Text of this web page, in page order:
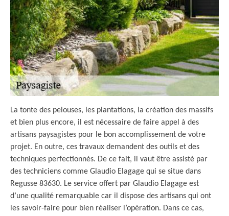
La tonte des pelouses, les plantations, la création des massifs
et bien plus encore, il est nécessaire de faire appel à des
artisans paysagistes pour le bon accomplissement de votre
projet. En outre, ces travaux demandent des outils et des
techniques perfectionnés. De ce fait, il vaut être assisté par
des techniciens comme Glaudio Elagage qui se situe dans
Regusse 83630. Le service offert par Glaudio Elagage est
d’une qualité remarquable car il dispose des artisans qui ont
les savoir-faire pour bien réaliser l’opération. Dans ce cas,